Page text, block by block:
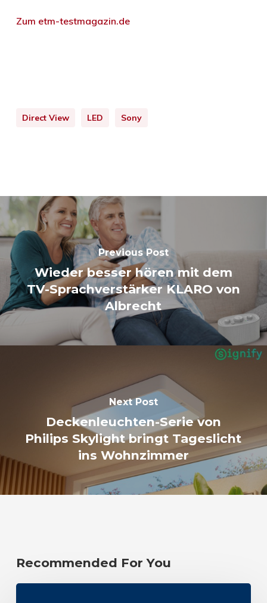
Zum etm-testmagazin.de
Direct View LED Sony
Previous Post
Wieder besser hören mit dem
TV-Sprachverstärker KLARO von
Albrecht
Next Post
Deckenleuchten-Serie von
Philips Skylight bringt Tageslicht
ins Wohnzimmer
Recommended For You